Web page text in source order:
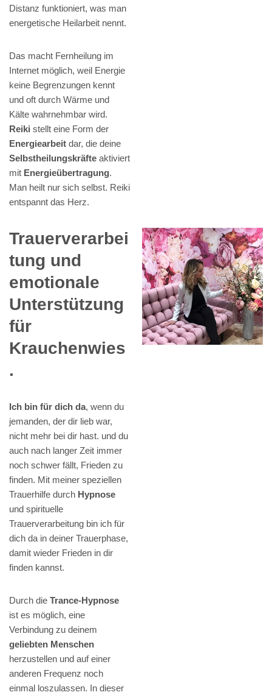
Distanz funktioniert, was man
energetische Heilarbeit nennt.
Das macht Fernheilung im
Internet möglich, weil Energie
keine Begrenzungen kennt
und oft durch Wärme und
Kälte wahrnehmbar wird.
Reiki stellt eine Form der
Energiearbeit dar, die deine
Selbstheilungskräfte aktiviert
mit Energieübertragung.
Man heilt nur sich selbst. Reiki
entspannt das Herz.
Trauerverarbei
tung und
emotionale
Unterstützung
für
Krauchenwies
.
Ich bin für dich da, wenn du
jemanden, der dir lieb war,
nicht mehr bei dir hast. und du
auch nach langer Zeit immer
noch schwer fällt, Frieden zu
finden. Mit meiner speziellen
Trauerhilfe durch Hypnose
und spirituelle
Trauerverarbeitung bin ich für
dich da in deiner Trauerphase,
damit wieder Frieden in dir
finden kannst.
Durch die Trance-Hypnose
ist es möglich, eine
Verbindung zu deinem
geliebten Menschen
herzustellen und auf einer
anderen Frequenz noch
einmal loszulassen. In dieser